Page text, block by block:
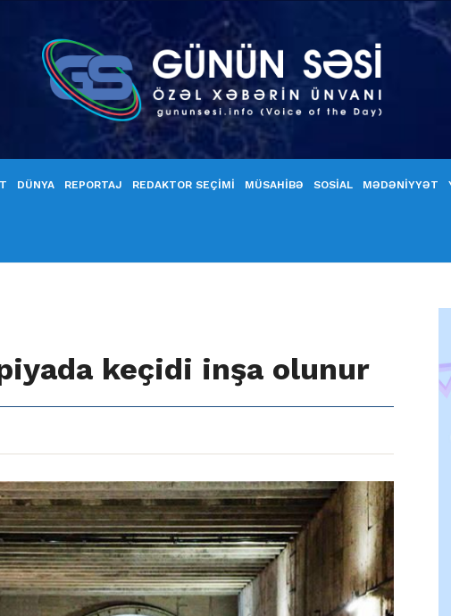
DÜNYA REPORTAJ REDAKTOR SEÇİMİ MÜSAHİBƏ SOSİAL MƏDƏNİYYƏT
keçidi inşa olunur